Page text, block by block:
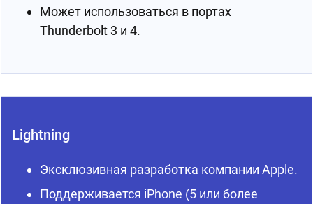
Может использоваться в портах
Thunderbolt 3 и 4.
Lightning
Эксклюзивная разработка компании Apple.
Поддерживается iPhone (5 или более